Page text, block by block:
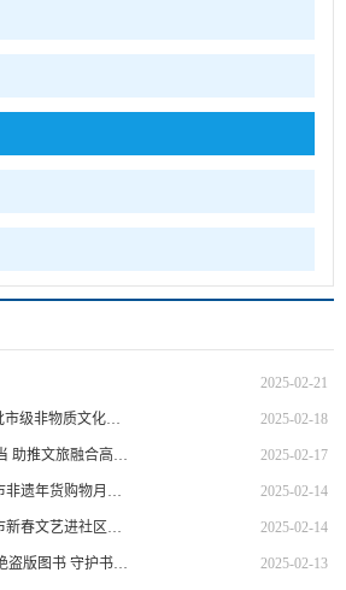
2025-02-21
关于推荐申报许昌市第七批市级非物质文化遗产代表性项目的通知 2025-02-18
李绍英：守正创新 勇于担当 助推文旅融合高质量发展 2025-02-17
“春满中原 老家河南”许昌市非遗年货购物月暨迎新春非遗展演活动成功举办 2025-02-14
“春满中原 老家河南”许昌市新春文艺进社区暨许昌市春节村晚示范展示活动成功举办 2025-02-14
护苗·开学季 普法宣传 | 拒绝盗版图书 守护书香童年 2025-02-13